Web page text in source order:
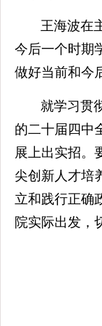
王海波在
今后一个时期
做好当前和今
就学习贯
的二十届四中
展上出实招。
尖创新人才培
立和践行正确
院实际出发，